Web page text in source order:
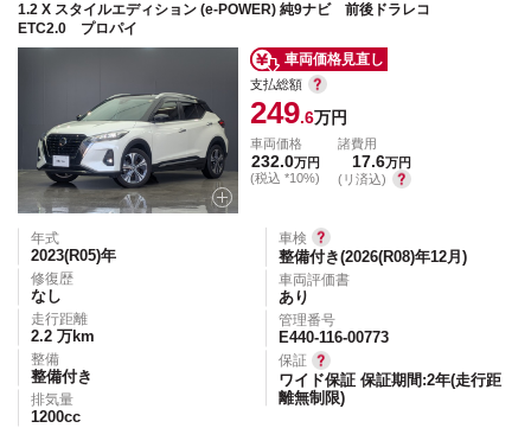
1.2 X スタイルエディション (e-POWER) 純9ナビ 前後ドラレコ
ETC2.0 プロパイ
車両価格見直し
支払総額
249.6万円
車両価格
232.0万円
(税込 *10%)
諸費用
17.6万円
(リ済込)
年式
2023(R05)年
修復歴
なし
走行距離
2.2 万km
整備
整備付き
排気量
1200cc
車検
整備付き(2026(R08)年12月)
車両評価書
あり
管理番号
E440-116-00773
保証
ワイド保証 保証期間:2年(走行距
離無制限)